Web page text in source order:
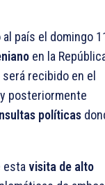
país el domingo
en la
recibido en el
y posteriormente
políticas
esta visita de alto